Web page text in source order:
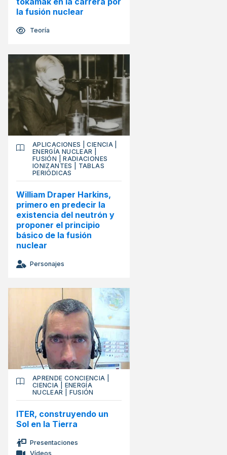
la fusión nuclear
Teoría
APLICACIONES |CIENCIA|
ENERGÍA NUCLEAR
FUSIÓN |RADIACIONES
IONIZANTES
TABLAS
PERIÓDICAS
William Draper Harkins,
primero en predecir la
existencia del neutrón y
proponer el principio
básico de la fusión
nuclear
Personajes
APRENDE CONCIENCIA
CIENCIA
ENERGÍA
NUCLEAR
FUSIÓN
ITER, construyendo un
Sol en la Tierra
Presentaciones
Vídeos